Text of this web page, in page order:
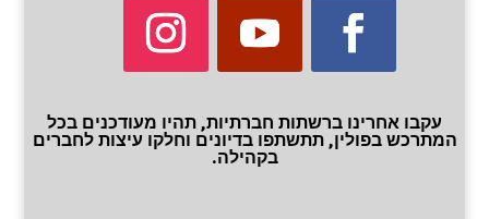
עקבו אחרינו ברשתות חברתיות, תהיו מעודכנים בכל
המתרכש בפולין, תתשתפו בדיונים וחלקו עיצות לחברים
בקהילה.